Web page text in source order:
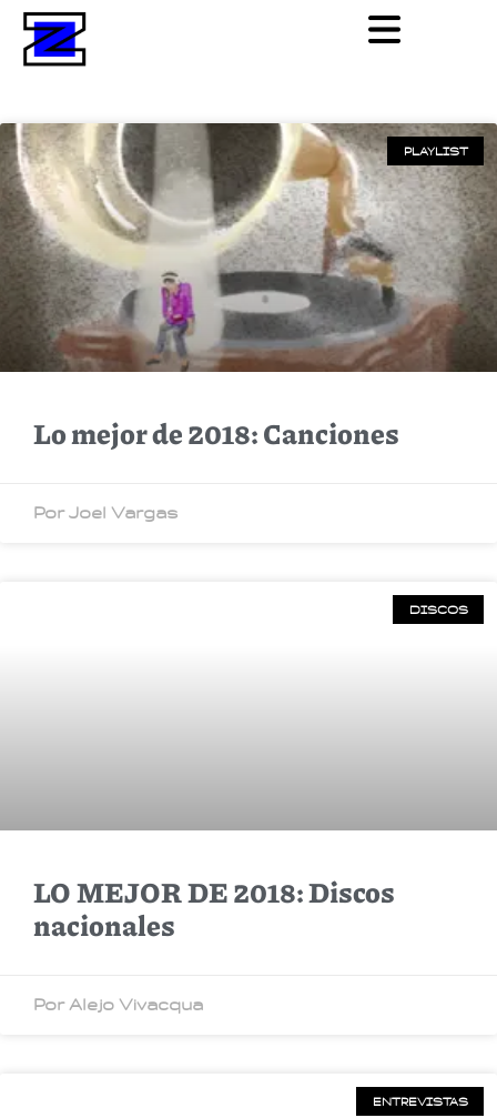
PLAYLIST
Lo mejor de 2018: Canciones
Por Joel Vargas
DISCOS
LO MEJOR DE 2018: Discos
nacionales
Por Alejo Vivacqua
ENTREVISTAS